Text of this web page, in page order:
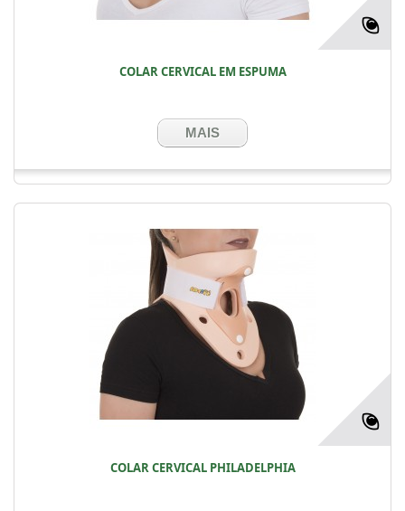
COLAR CERVICAL EM ESPUMA
MAIS
COLAR CERVICAL PHILADELPHIA